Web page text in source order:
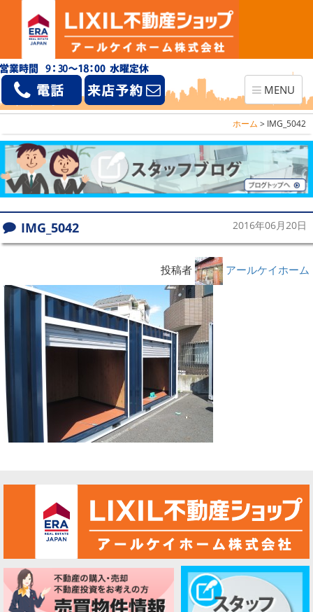
Toggle
navigation
MENU
ホーム > IMG_5042
IMG_5042 2016年06月20日
投稿者 アールケイホーム